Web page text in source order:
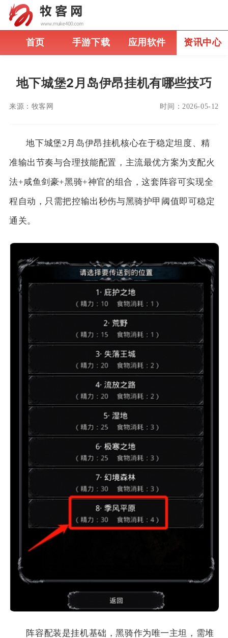
首页 手游下载 应用软件 资讯中心
地下城堡2月岛伊昂挂机有哪些技巧
来源： 牧客网 时间： 2026-05-12
地下城堡2月岛伊昂挂机核心在于稳定坦度、精
准输出节奏与合理技能配置，主流最优方案为支配火
法+咸鱼剑豪+黑骑+神官的组合，这套阵容可实现全
程自动，只需把控输出秒伤与黑骑护甲阈值即可稳定
通关。
阵容配装是挂机基础，黑骑作为唯一主坦，需堆